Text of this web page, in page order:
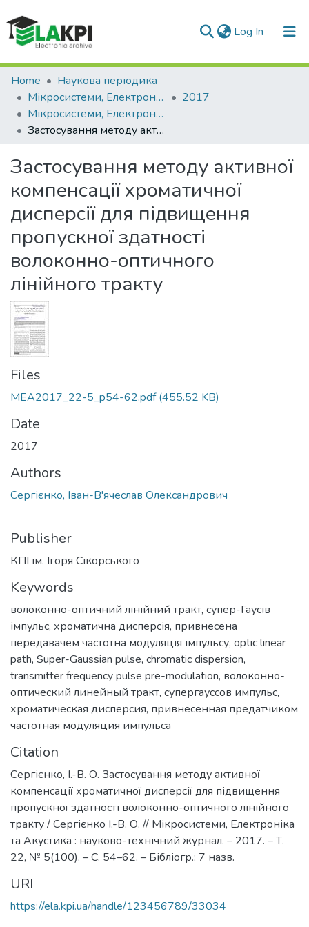
Log In (current)
Communities & Collections
All of DSpace
Statistics
Home
Наукова періодика
Мікросистеми, Електроніка та Акустика
2017
Мікросистеми, Електроніка та Акустика: науково-технічний журнал, Т. 22, № 5(100)
Застосування методу активної компенсації хроматичної дисперсії для підвищення пропускної здатності волоконно-оптичного лінійного тракту
Застосування методу активної
компенсації хроматичної
дисперсії для підвищення
пропускної здатності
волоконно-оптичного
лінійного тракту
Files
MEA2017_22-5_p54-62.pdf(455.52 KB)
Date
2017
Authors
Сергієнко, Іван-В'ячеслав Олександрович
Publisher
КПІ ім. Ігоря Сікорського
Keywords
волоконно-оптичний лінійний тракт, супер-Гаусів
імпульс, хроматична дисперсія, привнесена
передавачем частотна модуляція імпульсу, optic linear
path, Super-Gaussian pulse, chromatic dispersion,
transmitter frequency pulse pre-modulation, волоконно-
оптический линейный тракт, супергауссов импульс,
хроматическая дисперсия, привнесенная предатчиком
частотная модуляция импульса
Citation
Сергієнко, І.-В. О. Застосування методу активної
компенсації хроматичної дисперсії для підвищення
пропускної здатності волоконно-оптичного лінійного
тракту / Сергієнко І.-В. О. // Мікросистеми, Електроніка
та Акустика : науково-технічний журнал. – 2017. – Т.
22, № 5(100). – С. 54–62. – Бібліогр.: 7 назв.
URI
https://ela.kpi.ua/handle/123456789/33034